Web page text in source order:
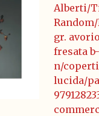
Alberti/
Random/
gr.
fresata b-
n/
lucida/